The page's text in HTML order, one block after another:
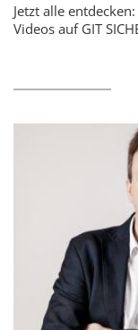
Jetzt alle
Videos auf GIT